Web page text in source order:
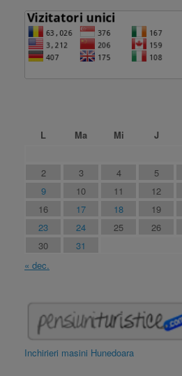
L
Ma Mi J
2
3 4 5
9
10 11 12
16
17 18 19
23
24 25 26
30
31
« dec.
Inchirieri masini Hunedoara